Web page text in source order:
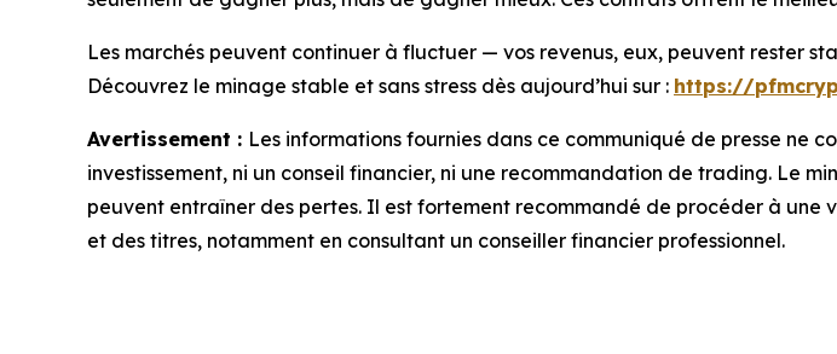
Les marchés peuvent continuer à fluctuer — vos revenus, eux, peuvent rester
Découvrez le minage stable et sans stress dès aujourd’hui sur : https://
Avertissement : Les informations fournies dans ce communiqué de presse ne
investissement, ni un conseil financier, ni une recommandation de trading. Le
peuvent entraîner des pertes. Il est fortement recommandé de procéder à
et des titres, notamment en consultant un conseiller financier professionnel.